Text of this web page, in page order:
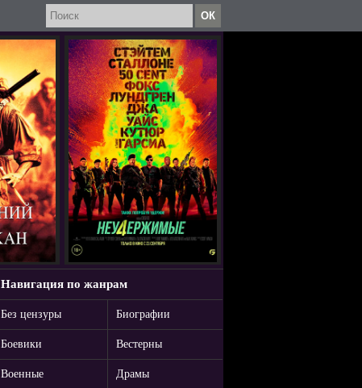
Навигация по жанрам
Без цензуры Биографии
Боевики Вестерны
Военные Драмы